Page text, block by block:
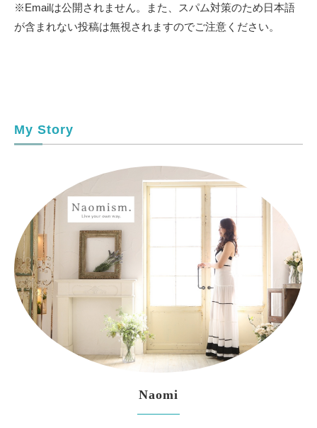
※Emailは公開されません。また、スパム対策のため日本語
が含まれない投稿は無視されますのでご注意ください。
My Story
Naomi